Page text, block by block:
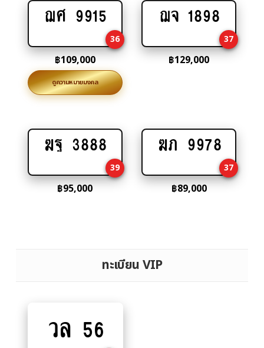
Add
cart
ฌศ 9915
36
฿109,000
ดูความหมายมงคล
Add
cart
ฌจ 1898
37
฿129,000
Add
cart
ฆฐ 3888
39
฿95,000
Add
cart
ฆภ 9978
37
฿89,000
ทะเบียน VIP
to
วล 56